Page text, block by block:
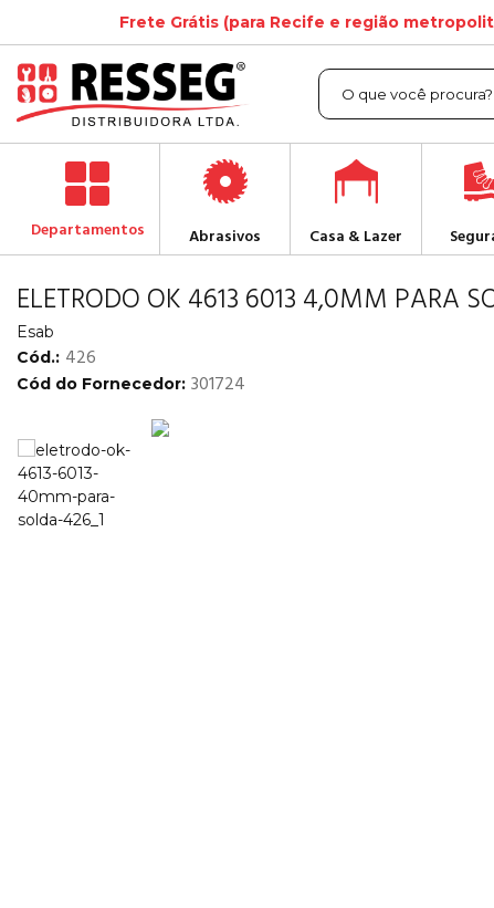
Frete Grátis (para Recife e região
Departamentos Abrasivos Casa & Lazer
ELETRODO OK 4613 6013 4,0MM PARA
Esab
Cód.: 426
Cód do Fornecedor: 301724